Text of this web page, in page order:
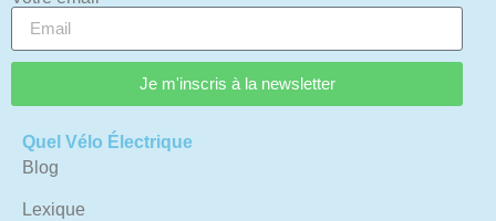
Je m'inscris à la newsletter
Quel Vélo Électrique
Blog
Lexique